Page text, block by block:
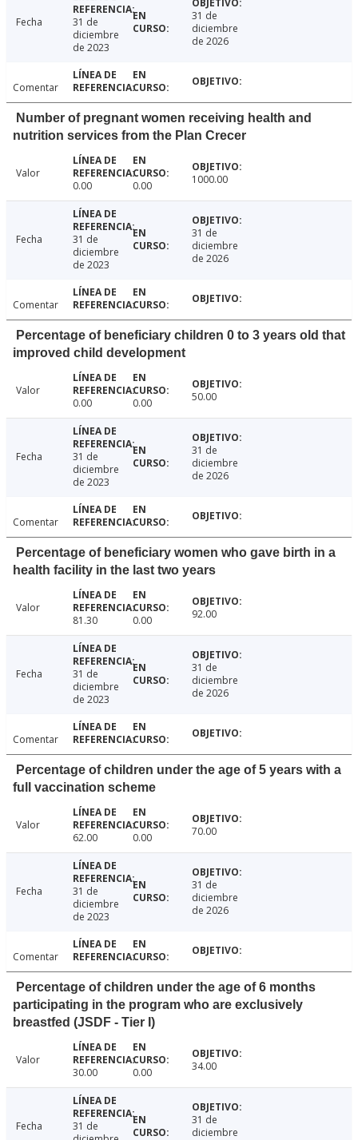
Fecha
31 de
diciembre
de 2023
31 de
diciembre
de 2026
Comentar
Number of pregnant women receiving health and
nutrition services from the Plan Crecer
Valor
0.00
0.00 1000.00
Fecha
31 de
diciembre
de 2023
31 de
diciembre
de 2026
Comentar
Percentage of beneficiary children 0 to 3 years old that
improved child development
Valor
0.00
0.00 50.00
Fecha
31 de
diciembre
de 2023
31 de
diciembre
de 2026
Comentar
Percentage of beneficiary women who gave birth in a
health facility in the last two years
Valor
81.30
0.00 92.00
Fecha
31 de
diciembre
de 2023
31 de
diciembre
de 2026
Comentar
Percentage of children under the age of 5 years with a
full vaccination scheme
Valor
62.00
0.00 70.00
Fecha
31 de
diciembre
de 2023
31 de
diciembre
de 2026
Comentar
Percentage of children under the age of 6 months
participating in the program who are exclusively
breastfed (JSDF - Tier I)
Valor
30.00
0.00 34.00
Fecha
31 de
31 de
diciembre